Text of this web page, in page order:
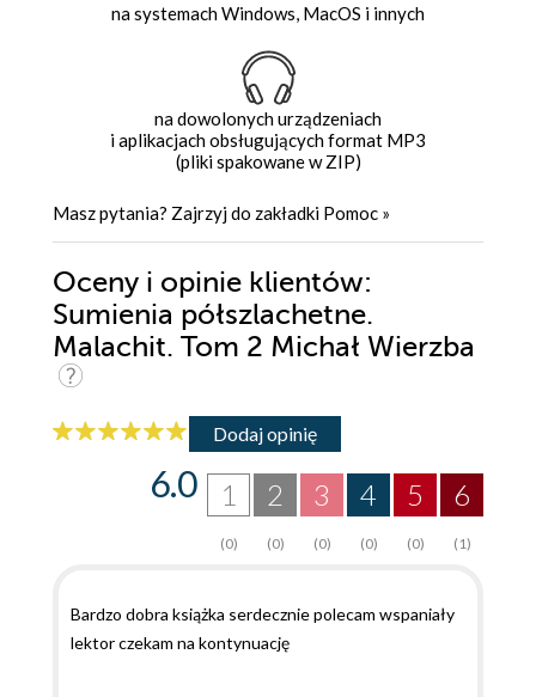
na systemach Windows, MacOS i innych
na dowolonych urządzeniach
i aplikacjach obsługujących format MP3
(pliki spakowane w ZIP)
Masz pytania? Zajrzyj do zakładki Pomoc »
Oceny i opinie klientów:
Sumienia półszlachetne.
Malachit. Tom 2 Michał Wierzba
Dodaj opinię
6
(1)
5
(0)
4
(0)
3
(0)
2
(0)
1
(0)
6.0
Bardzo dobra książka serdecznie polecam wspaniały
lektor czekam na kontynuację